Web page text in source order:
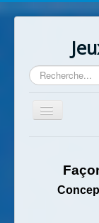
Rechercher
Basculer
la
Contact